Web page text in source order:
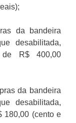
da bandeira
desabilitada,
R$ 400,00
da bandeira
desabilitada,
180,00 (cento e